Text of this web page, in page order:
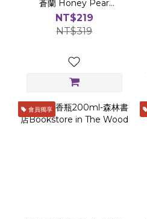
蒼蘭 Honey Pear
Freesia
NT$219
NT$319
會員獨享